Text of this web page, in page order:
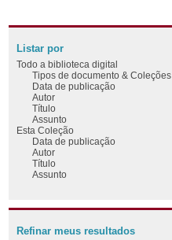
Listar por
Todo a biblioteca digital
Tipos de documento & Coleções
Data de publicação
Autor
Título
Assunto
Esta Coleção
Data de publicação
Autor
Título
Assunto
Refinar meus resultados